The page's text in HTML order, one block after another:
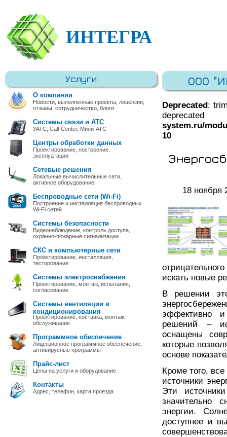
ИНТЕГРА
Услуги
О компании
Новости, выполненные проекты, лицензии,
отзывы, сотрудничество, блоги
Системы связи и АТС
УАТС, Call-Center, Мини-АТС
Центры обработки данных
Проектирование, построение,
эксплуатация
Сетевые решения
Локальные вычислительные сети,
активное оборудование
Беспроводные сети (Wi-Fi)
Построение и инсталляция беспроводных
Wi-Fi сетей
Системы безопасности
Видеонаблюдение, контроль доступа,
охранно-пожарные сигнализации
СКС и компьютерные сети
Проектирование, инсталляция,
тестирование
Системы электроснабжения
Проектирование, монтаж, испытания,
согласование
Системы вентиляции и
кондиционирования
Проектирование, поставка, монтаж,
обслуживание
Программное обеспечение
Лицензионное программное обеспечение,
антивирусные программы
Прайс-лист
Цены на услуги и оборудование
Контакты
Адрес, телефон, карта проезда
ООО
Deprecated:
system.ru/
10
18 ноября
искать новые
В решении
эффективно
решений –
оснащены
которые
основе
Кроме того,
источники
Эти
значительно
энергии.
доступнее и